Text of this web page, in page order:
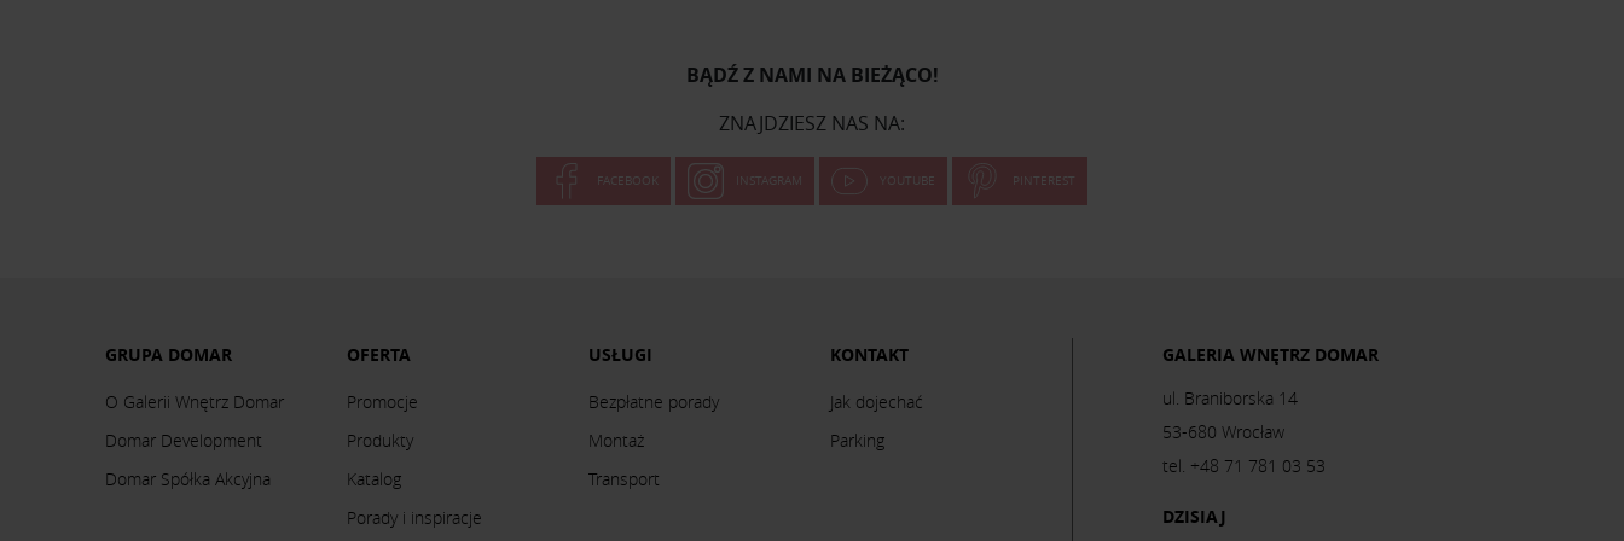
BĄDŹ Z NAMI NA BIEŻĄCO!
ZNAJDZIESZ NAS NA:
FACEBOOK INSTAGRAM YOUTUBE PINTEREST
GRUPA DOMAR
O Galerii Wnętrz Domar
Domar Development
Domar Spółka Akcyjna
OFERTA
Promocje
Produkty
Katalog
Porady i inspiracje
USŁUGI
Bezpłatne porady
Montaż
Transport
KONTAKT
Jak dojechać
Parking
GALERIA WNĘTRZ DOMAR
ul. Braniborska 14
53-680 Wrocław
tel. +48 71 781 03 53
DZISIAJ